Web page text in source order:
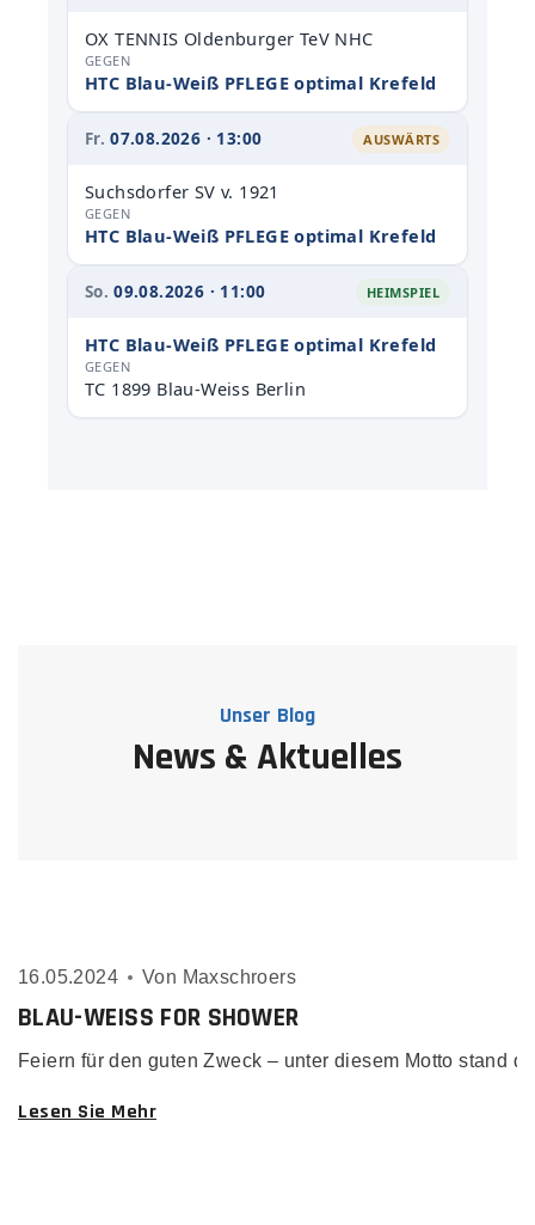
OX TENNIS Oldenburger TeV NHC
GEGEN
HTC Blau-Weiß PFLEGE optimal Krefeld
Fr. 07.08.2026 · 13:00 AUSWÄRTS
Suchsdorfer SV v. 1921
GEGEN
HTC Blau-Weiß PFLEGE optimal Krefeld
So. 09.08.2026 · 11:00 HEIMSPIEL
HTC Blau-Weiß PFLEGE optimal Krefeld
GEGEN
TC 1899 Blau-Weiss Berlin
Unser Blog
News & Aktuelles
16.05.2024 Von Maxschroers
BLAU-WEISS FOR SHOWER
Feiern für den guten Zweck – unter diesem Motto stand
Lesen Sie Mehr